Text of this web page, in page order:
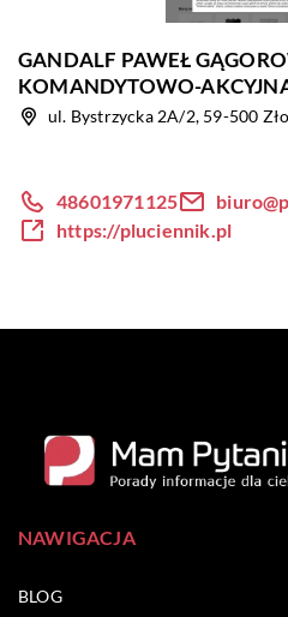
GANDALF PAWEŁ
KOMANDYTOWO-
ul. Bystrzycka 2A/2, 59-500
48601971125
https://pluciennik.pl
NAWIGACJA
BLOG